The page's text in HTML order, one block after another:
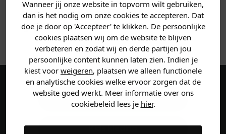
Wanneer jij onze website in topvorm wilt gebruiken,
dan is het nodig om onze cookies te accepteren. Dat
doe je door op 'Accepteer' te klikken. De persoonlijke
cookies plaatsen wij om de website te blijven
verbeteren en zodat wij en derde partijen jou
persoonlijke content kunnen laten zien. Indien je
kiest voor weigeren, plaatsen we alleen functionele
en analytische cookies welke ervoor zorgen dat de
website goed werkt. Meer informatie over ons
cookiebeleid lees je hier.
MATERIAAL & WASVOORSCHRIFT
ANDERE BESTELDEN OOK
Maak een account aan en ontvang 5%
korting op je eerste bestelling!
zoek bent en claim direct
jouwkorting.
Heren kleding
Dames kleding
Kids kleding